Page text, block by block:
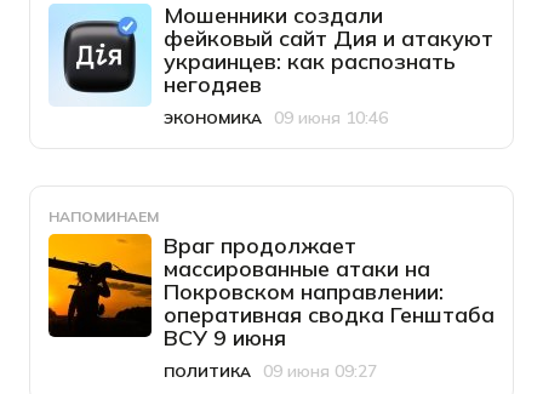
Мошенники создали
фейковый сайт Дия и атакуют
украинцев: как распознать
негодяев
Категория
ЭКОНОМИКА
Дата публикации
09 июня 10:46
НАПОМИНАЕМ
Враг продолжает
массированные атаки на
Покровском направлении:
оперативная сводка Генштаба
ВСУ 9 июня
Категория
ПОЛИТИКА
Дата публикации
09 июня 09:27